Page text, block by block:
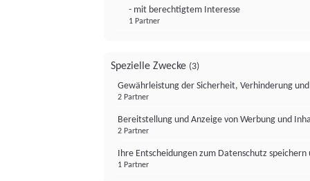
- mit berechtigtem Interesse
1 Partner
Spezielle Zwecke (3)
Gewährleistung der Sicherheit, Verhinderung
2 Partner
Bereitstellung und Anzeige von Werbung und
2 Partner
Ihre Entscheidungen zum Datenschutz
1 Partner